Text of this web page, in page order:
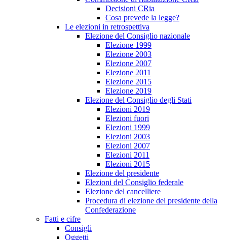
Decisioni CRia
Cosa prevede la legge?
Le elezioni in retrospettiva
Elezione del Consiglio nazionale
Elezione 1999
Elezione 2003
Elezione 2007
Elezione 2011
Elezione 2015
Elezione 2019
Elezione del Consiglio degli Stati
Elezioni 2019
Elezioni fuori
Elezioni 1999
Elezioni 2003
Elezioni 2007
Elezioni 2011
Elezioni 2015
Elezione del presidente
Elezioni del Consiglio federale
Elezione del cancelliere
Procedura di elezione del presidente della
Confederazione
Fatti e cifre
Consigli
Oggetti